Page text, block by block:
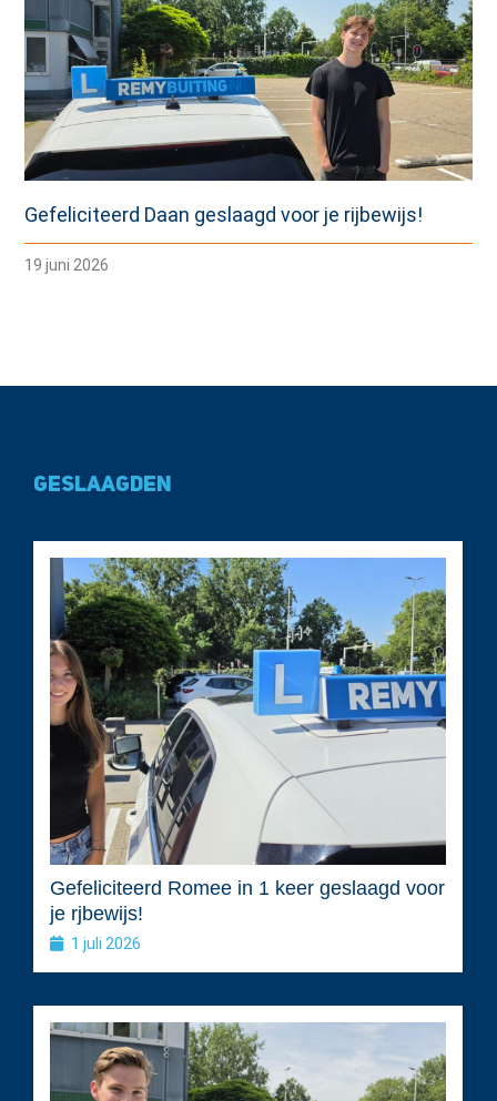
Gefeliciteerd Daan geslaagd voor je rijbewijs!
19 juni 2026
Geslaagden
Gefeliciteerd Romee in 1 keer geslaagd voor
je rjbewijs!
1 juli 2026